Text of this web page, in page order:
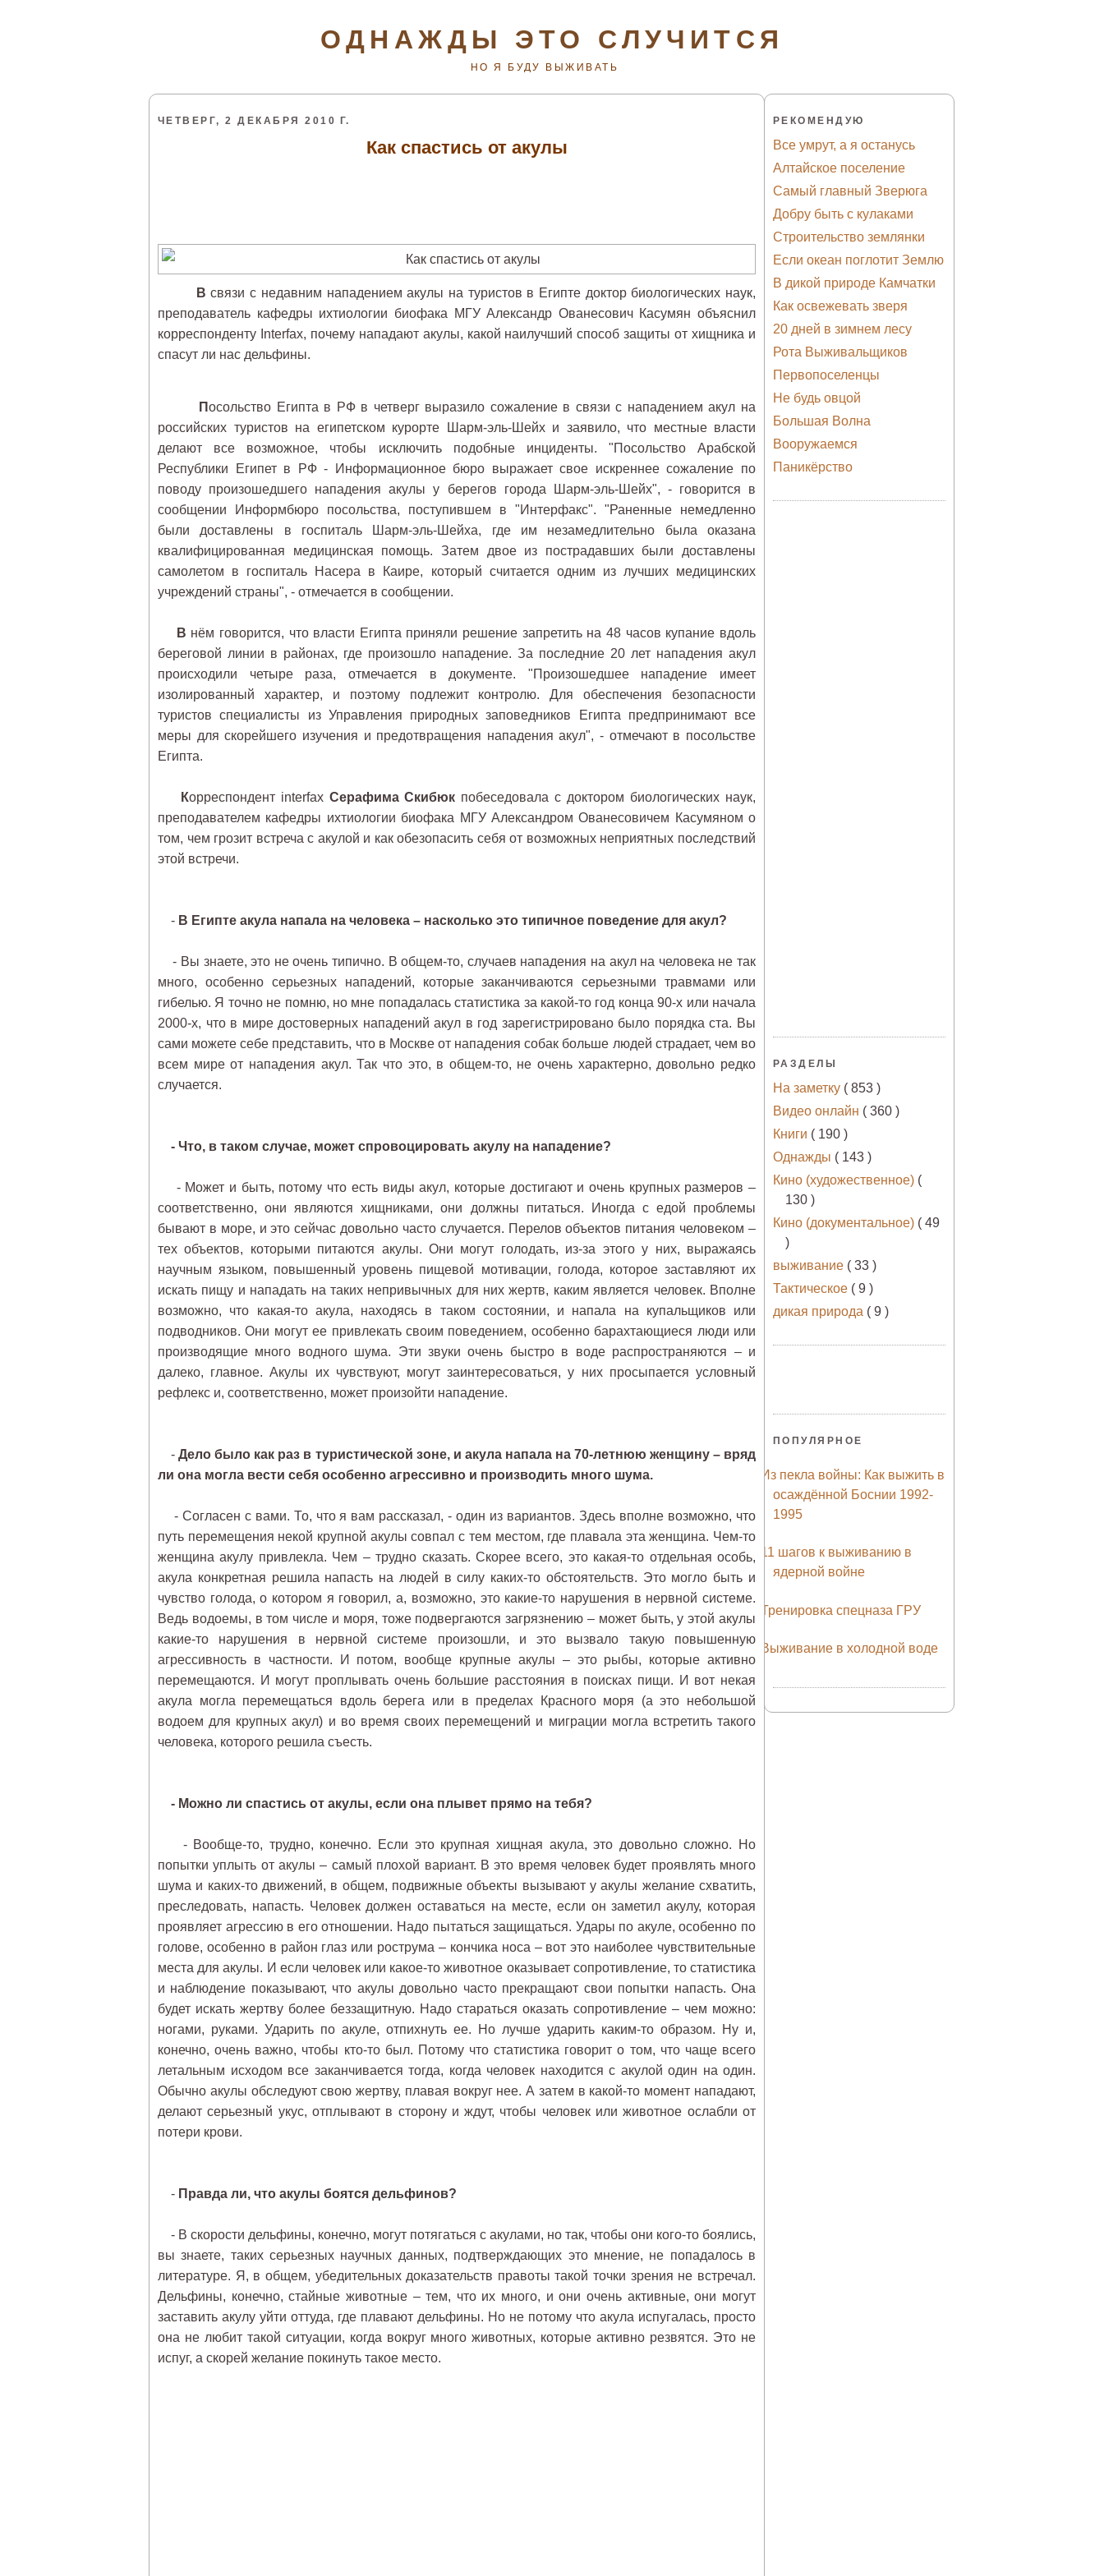
ОДНАЖДЫ ЭТО СЛУЧИТСЯ
НО Я БУДУ ВЫЖИВАТЬ
ЧЕТВЕРГ, 2 ДЕКАБРЯ 2010 Г.
Как спастись от акулы
В связи с недавним нападением акулы на туристов в Египте доктор биологических наук,
преподаватель кафедры ихтиологии биофака МГУ Александр Ованесович Касумян объяснил
корреспонденту Interfax, почему нападают акулы, какой наилучший способ защиты от хищника и
спасут ли нас дельфины.
Посольство Египта в РФ в четверг выразило сожаление в связи с нападением акул на
российских туристов на египетском курорте Шарм-эль-Шейх и заявило, что местные власти
делают все возможное, чтобы исключить подобные инциденты. "Посольство Арабской
Республики Египет в РФ - Информационное бюро выражает свое искреннее сожаление по
поводу произошедшего нападения акулы у берегов города Шарм-эль-Шейх", - говорится в
сообщении Информбюро посольства, поступившем в "Интерфакс". "Раненные немедленно
были доставлены в госпиталь Шарм-эль-Шейха, где им незамедлительно была оказана
квалифицированная медицинская помощь. Затем двое из пострадавших были доставлены
самолетом в госпиталь Насера в Каире, который считается одним из лучших медицинских
учреждений страны", - отмечается в сообщении.
В нём говорится, что власти Египта приняли решение запретить на 48 часов купание вдоль
береговой линии в районах, где произошло нападение. За последние 20 лет нападения акул
происходили четыре раза, отмечается в документе. "Произошедшее нападение имеет
изолированный характер, и поэтому подлежит контролю. Для обеспечения безопасности
туристов специалисты из Управления природных заповедников Египта предпринимают все
меры для скорейшего изучения и предотвращения нападения акул", - отмечают в посольстве
Египта.
Корреспондент interfax Серафима Скибюк побеседовала с доктором биологических наук,
преподавателем кафедры ихтиологии биофака МГУ Александром Ованесовичем Касумяном о
том, чем грозит встреча с акулой и как обезопасить себя от возможных неприятных последствий
этой встречи.
- В Египте акула напала на человека – насколько это типичное поведение для акул?
- Вы знаете, это не очень типично. В общем-то, случаев нападения на акул на человека не так
много, особенно серьезных нападений, которые заканчиваются серьезными травмами или
гибелью. Я точно не помню, но мне попадалась статистика за какой-то год конца 90-х или начала
2000-х, что в мире достоверных нападений акул в год зарегистрировано было порядка ста. Вы
сами можете себе представить, что в Москве от нападения собак больше людей страдает, чем во
всем мире от нападения акул. Так что это, в общем-то, не очень характерно, довольно редко
случается.
- Что, в таком случае, может спровоцировать акулу на нападение?
- Может и быть, потому что есть виды акул, которые достигают и очень крупных размеров –
соответственно, они являются хищниками, они должны питаться. Иногда с едой проблемы
бывают в море, и это сейчас довольно часто случается. Перелов объектов питания человеком –
тех объектов, которыми питаются акулы. Они могут голодать, из-за этого у них, выражаясь
научным языком, повышенный уровень пищевой мотивации, голода, которое заставляют их
искать пищу и нападать на таких непривычных для них жертв, каким является человек. Вполне
возможно, что какая-то акула, находясь в таком состоянии, и напала на купальщиков или
подводников. Они могут ее привлекать своим поведением, особенно барахтающиеся люди или
производящие много водного шума. Эти звуки очень быстро в воде распространяются – и
далеко, главное. Акулы их чувствуют, могут заинтересоваться, у них просыпается условный
рефлекс и, соответственно, может произойти нападение.
-Дело было как раз в туристической зоне, и акула напала на 70-летнюю женщину – вряд
ли она могла вести себя особенно агрессивно и производить много шума.
- Согласен с вами. То, что я вам рассказал, - один из вариантов. Здесь вполне возможно, что
путь перемещения некой крупной акулы совпал с тем местом, где плавала эта женщина. Чем-то
женщина акулу привлекла. Чем – трудно сказать. Скорее всего, это какая-то отдельная особь,
акула конкретная решила напасть на людей в силу каких-то обстоятельств. Это могло быть и
чувство голода, о котором я говорил, а, возможно, это какие-то нарушения в нервной системе.
Ведь водоемы, в том числе и моря, тоже подвергаются загрязнению – может быть, у этой акулы
какие-то нарушения в нервной системе произошли, и это вызвало такую повышенную
агрессивность в частности. И потом, вообще крупные акулы – это рыбы, которые активно
перемещаются. И могут проплывать очень большие расстояния в поисках пищи. И вот некая
акула могла перемещаться вдоль берега или в пределах Красного моря (а это небольшой
водоем для крупных акул) и во время своих перемещений и миграции могла встретить такого
человека, которого решила съесть.
- Можно ли спастись от акулы, если она плывет прямо на тебя?
- Вообще-то, трудно, конечно. Если это крупная хищная акула, это довольно сложно. Но
попытки уплыть от акулы – самый плохой вариант. В это время человек будет проявлять много
шума и каких-то движений, в общем, подвижные объекты вызывают у акулы желание схватить,
преследовать, напасть. Человек должен оставаться на месте, если он заметил акулу, которая
проявляет агрессию в его отношении. Надо пытаться защищаться. Удары по акуле, особенно по
голове, особенно в район глаз или рострума – кончика носа – вот это наиболее чувствительные
места для акулы. И если человек или какое-то животное оказывает сопротивление, то статистика
и наблюдение показывают, что акулы довольно часто прекращают свои попытки напасть. Она
будет искать жертву более беззащитную. Надо стараться оказать сопротивление – чем можно:
ногами, руками. Ударить по акуле, отпихнуть ее. Но лучше ударить каким-то образом. Ну и,
конечно, очень важно, чтобы кто-то был. Потому что статистика говорит о том, что чаще всего
летальным исходом все заканчивается тогда, когда человек находится с акулой один на один.
Обычно акулы обследуют свою жертву, плавая вокруг нее. А затем в какой-то момент нападают,
делают серьезный укус, отплывают в сторону и ждут, чтобы человек или животное ослабли от
потери крови.
- Правда ли, что акулы боятся дельфинов?
- В скорости дельфины, конечно, могут потягаться с акулами, но так, чтобы они кого-то боялись,
вы знаете, таких серьезных научных данных, подтверждающих это мнение, не попадалось в
литературе. Я, в общем, убедительных доказательств правоты такой точки зрения не встречал.
Дельфины, конечно, стайные животные – тем, что их много, и они очень активные, они могут
заставить акулу уйти оттуда, где плавают дельфины. Но не потому что акула испугалась, просто
она не любит такой ситуации, когда вокруг много животных, которые активно резвятся. Это не
испуг, а скорей желание покинуть такое место.
РЕКОМЕНДУЮ
Все умрут, а я останусь
Алтайское поселение
Самый главный Зверюга
Добру быть с кулаками
Строительство землянки
Если океан поглотит Землю
В дикой природе Камчатки
Как освежевать зверя
20 дней в зимнем лесу
Рота Выживальщиков
Первопоселенцы
Не будь овцой
Большая Волна
Вооружаемся
Паникёрство
РАЗДЕЛЫ
На заметку ( 853 )
Видео онлайн ( 360 )
Книги ( 190 )
Однажды ( 143 )
Кино (художественное) (
130 )
Кино (документальное) ( 49
)
выживание ( 33 )
Тактическое ( 9 )
дикая природа ( 9 )
ПОПУЛЯРНОЕ
Из пекла войны: Как выжить в
осаждённой Боснии 1992-
1995
11 шагов к выживанию в
ядерной войне
Тренировка спецназа ГРУ
Выживание в холодной воде